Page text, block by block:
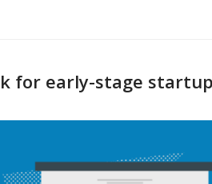
for early-stage